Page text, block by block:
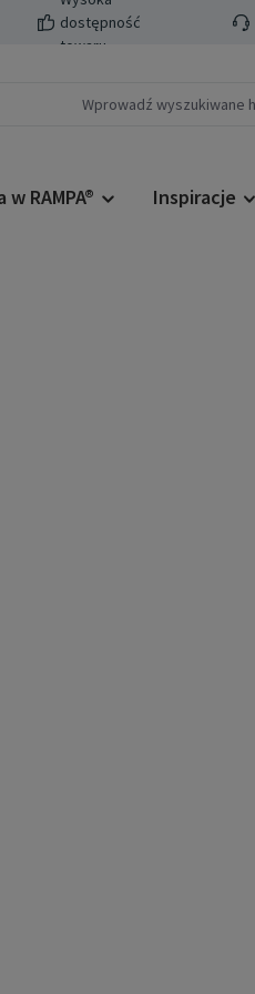
dostępność
towaru
w RAMPA® Inspiracje